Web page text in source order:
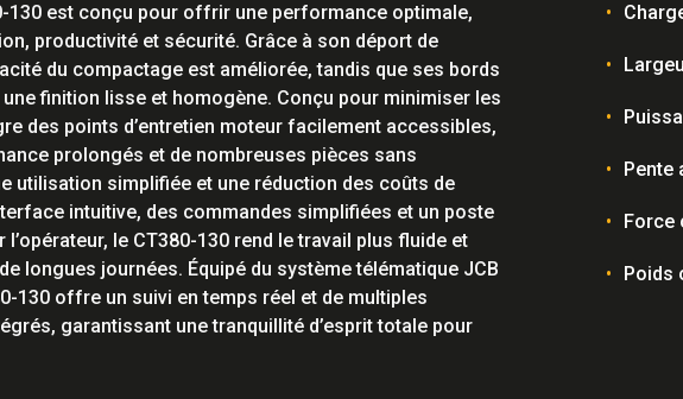
130 est conçu pour offrir une performance optimale,
productivité et sécurité. Grâce à son déport de
du compactage est améliorée, tandis que ses bords
finition lisse et homogène. Conçu pour minimiser les
des points d’entretien moteur facilement accessibles,
prolongés et de nombreuses pièces sans
utilisation simplifiée et une réduction des coûts de
intuitive, des commandes simplifiées et un poste
le CT380-130 rend le travail plus fluide et
longues journées. Équipé du système télématique JCB
130 offre un suivi en temps réel et de multiples
garantissant une tranquillité d’esprit totale pour
Pente
Force
Poids